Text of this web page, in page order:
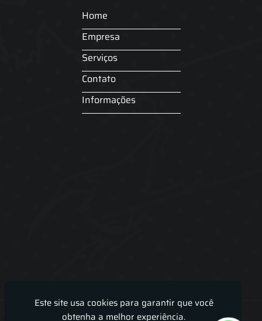
Home
Empresa
Serviços
Contato
Informações
Lira Luz Decor - Cortinas sob medidas e persianas
Este site usa cookies para garantir que você
obtenha a melhor experiência.